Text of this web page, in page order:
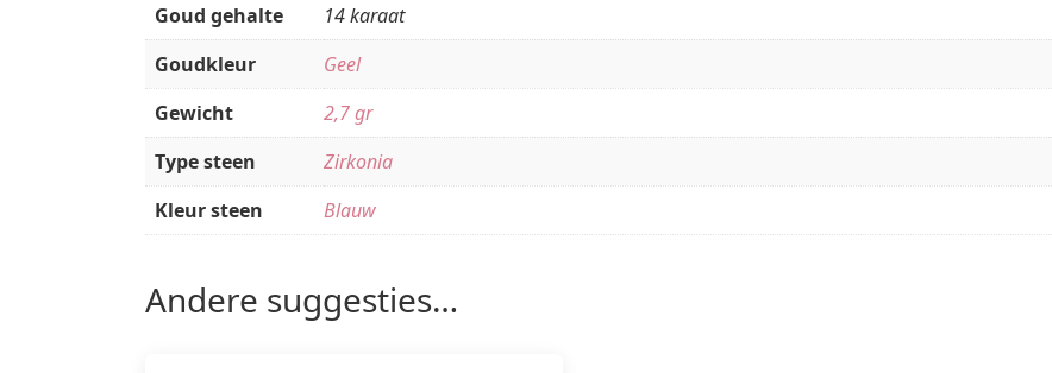
Goud gehalte
14 karaat
Goudkleur
Geel
Gewicht
2,7 gr
Type steen
Zirkonia
Kleur steen
Blauw
Andere suggesties…